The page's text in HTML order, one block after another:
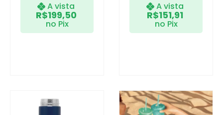
A vista
R$199,50
no Pix
A vista
R$151,91
no Pix